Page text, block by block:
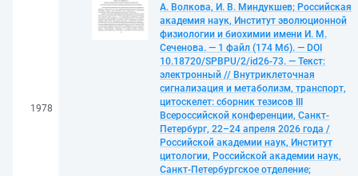
1978
А. Волкова, И. В. Миндукшев; Российская
академия наук, Институт эволюционной
физиологии и биохимии имени И. М.
Сеченова. — 1 файл (174 Мб). — DOI
10.18720/SPBPU/2/id26-73. — Текст:
электронный // Внутриклеточная
сигнализация и метаболизм, транспорт,
цитоскелет: сборник тезисов III
Всероссийской конференции, Санкт-
Петербург, 22–24 апреля 2026 года /
Российской академии наук, Институт
цитологии, Российской академии наук,
Санкт-Петербургское отделение;